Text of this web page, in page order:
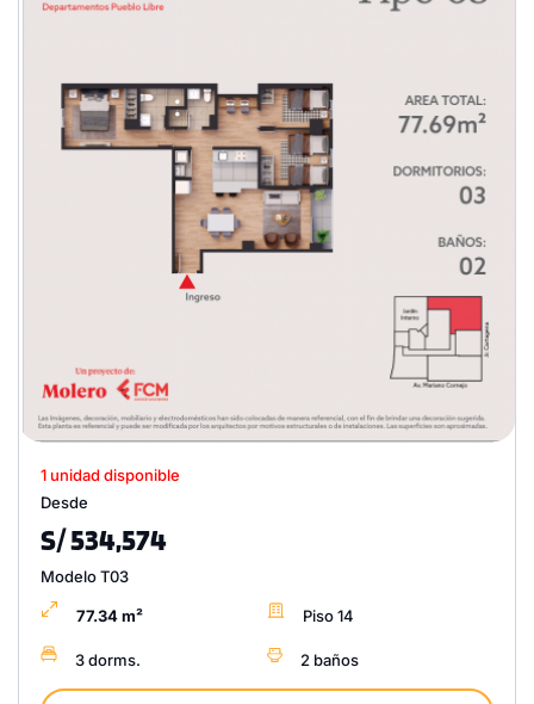
1 unidad disponible
Desde
S/ 534,574
Modelo T03
77.34 m² Piso 14
3 dorms. 2 baños